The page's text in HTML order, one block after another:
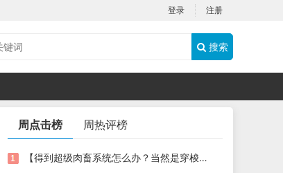
登录 注册
搜索
周点击榜 周热评榜
【得到超级肉畜系统怎么办？当然是穿梭时空，享受古今美女的肉体啦】03